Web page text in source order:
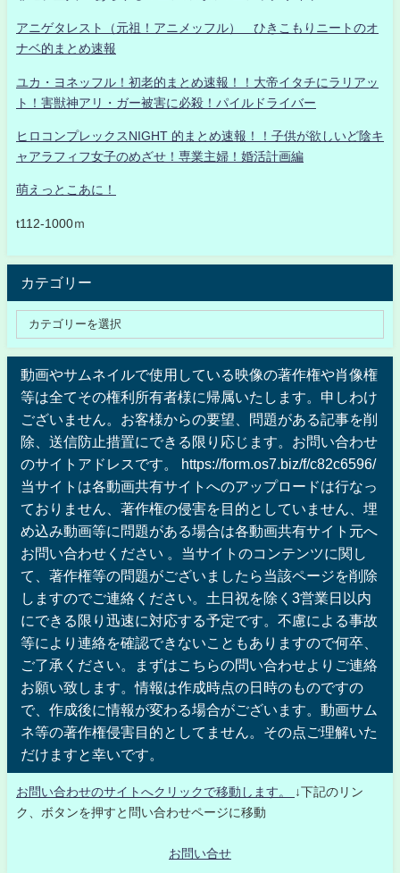
アニゲタレスト（元祖！アニメッフル） ひきこもりニートのオ
ナベ的まとめ速報
ユカ・ヨネッフル！初老的まとめ速報！！大帝イタチにラリアッ
ト！害獣神アリ・ガー被害に必殺！パイルドライバー
ヒロコンプレックスNIGHT 的まとめ速報！！子供が欲しいど陰キ
ャアラフィフ女子のめざせ！専業主婦！婚活計画編
萌えっとこあに！
t112-1000ｍ
カテゴリー
動画やサムネイルで使用している映像の著作権や肖像権
等は全てその権利所有者様に帰属いたします。申しわけ
ございません。お客様からの要望、問題がある記事を削
除、送信防止措置にできる限り応じます。お問い合わせ
のサイトアドレスです。 https://form.os7.biz/f/c82c6596/
当サイトは各動画共有サイトへのアップロードは行なっ
ておりません、著作権の侵害を目的としていません、埋
め込み動画等に問題がある場合は各動画共有サイト元へ
お問い合わせください 。当サイトのコンテンツに関し
て、著作権等の問題がございましたら当該ページを削除
しますのでご連絡ください。土日祝を除く3営業日以内
にできる限り迅速に対応する予定です。不慮による事故
等により連絡を確認できないこともありますので何卒、
ご了承ください。まずはこちらの問い合わせよりご連絡
お願い致します。情報は作成時点の日時のものですの
で、作成後に情報が変わる場合がございます。動画サム
ネ等の著作権侵害目的としてません。その点ご理解いた
だけますと幸いです。
お問い合わせのサイトへクリックで移動します。
↓下記のリン
ク、ボタンを押すと問い合わせページに移動
お問い合せ